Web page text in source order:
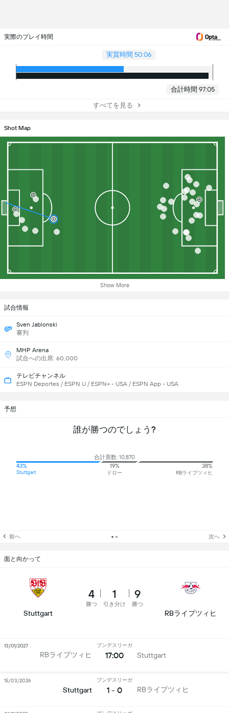
実際のプレイ時間
実質時間 50:06
合計時間 97:05
すべてを見る
Shot Map
Show More
試合情報
Sven Jablonski
審判
MHP Arena
試合への出席: 60,000
テレビチャンネル
ESPN Deportes / ESPN U / ESPN+ - USA / ESPN App - USA
予想
誰が勝つのでしょう?
合計票数: 10,870
43%
Stuttgart
19%
ドロー
38%
RBライプツィヒ
前へ 次へ
面と向かって
Stuttgart
4
勝つ
1
引き分け
9
勝つ
RBライプツィヒ
RBライプツィヒ
ブンデスリーガ
17:00 Stuttgart
13/01/2027
Stuttgart
ブンデスリーガ
1 - 0 RBライプツィヒ
15/03/2026